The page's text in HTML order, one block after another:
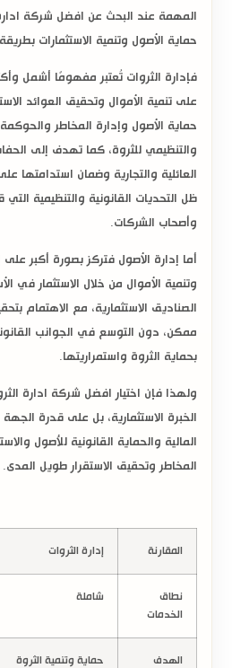
المهمة عند البحث عن افضل شركة
حماية الأصول وتنمية الاستثمارات
فإدارة الثروات تُعتبر مفهومًا أشمل
على تنمية الأموال وتحقيق العوائد
حماية الأصول وإدارة المخاطر
والتنظيمي للثروة، كما تهدف إلى
العائلية والتجارية وضمان استدامتها
ظل التحديات القانونية والتنظيمية
وأصحاب الشركات.
أما إدارة الأصول فتركز بصورة أكبر على
وتنمية الأموال من خلال الاستثمار في
الصناديق الاستثمارية، مع الاهتمام
ممكن، دون التوسع في الجوانب
بحماية الثروة واستمراريتها.
ولهذا فإن اختيار افضل شركة ادارة
الخبرة الاستثمارية، بل على قدرة
المالية والحماية القانونية للأصول
المخاطر وتحقيق الاستقرار طويل المدى.
المقارنة إدارة الثروات
نطاق
الخدمات
شاملة
الهدف
حماية وتنمية الثروة